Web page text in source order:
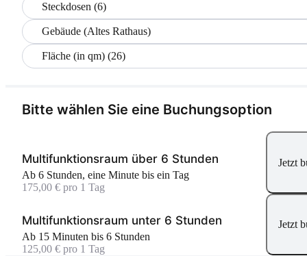
Steckdosen (6)
Gebäude (Altes Rathaus)
Fläche (in qm) (26)
Bitte wählen Sie eine Buchungsoption
Multifunktionsraum über 6 Stunden
Ab 6 Stunden, eine Minute bis ein Tag
175,00 € pro 1 Tag
Jetzt
Multifunktionsraum unter 6 Stunden
Ab 15 Minuten bis 6 Stunden
125,00 € pro 1 Tag
Jetzt